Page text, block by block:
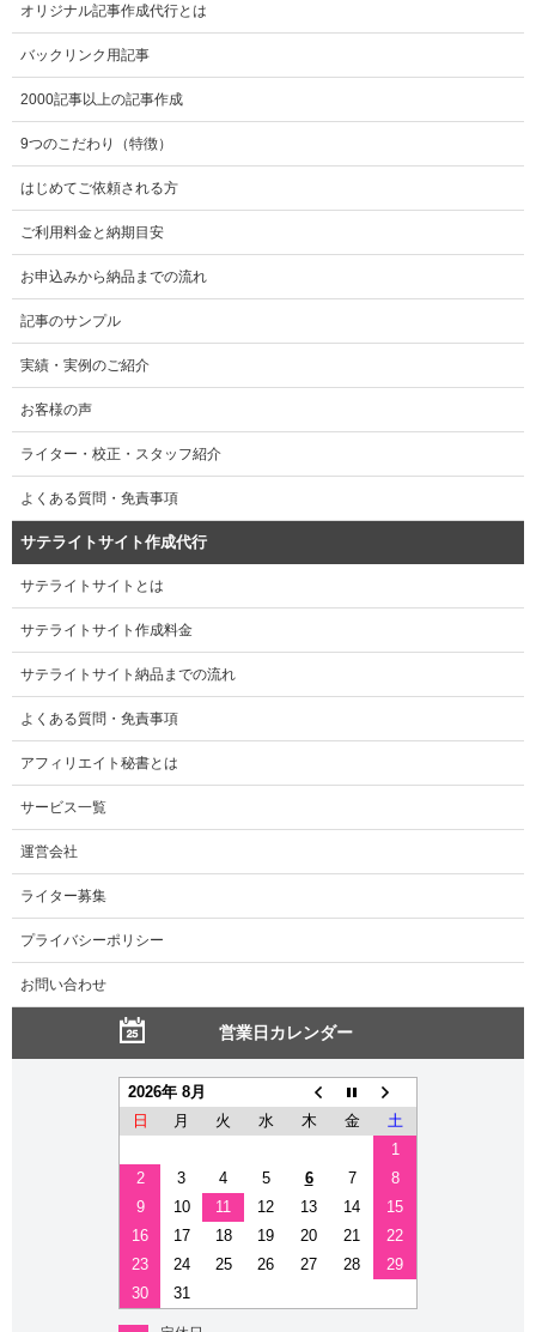
オリジナル記事作成代行とは
バックリンク用記事
2000記事以上の記事作成
9つのこだわり（特徴）
はじめてご依頼される方
ご利用料金と納期目安
お申込みから納品までの流れ
記事のサンプル
実績・実例のご紹介
お客様の声
ライター・校正・スタッフ紹介
よくある質問・免責事項
サテライトサイト作成代行
サテライトサイトとは
サテライトサイト作成料金
サテライトサイト納品までの流れ
よくある質問・免責事項
アフィリエイト秘書とは
サービス一覧
運営会社
ライター募集
プライバシーポリシー
お問い合わせ
営業日カレンダー
2026年 8月
日
月 火 水 木 金
土
1
2
3 4 5 6 7
8
9
10 11 12 13 14
15
16
17 18 19 20 21
22
23
24 25 26 27 28
29
30
31